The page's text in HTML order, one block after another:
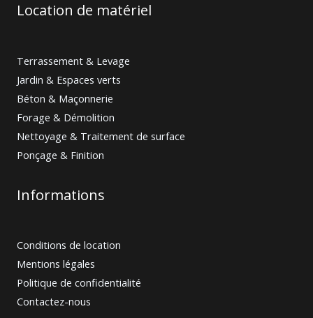
Location de matériel
Terrassement & Levage
Jardin & Espaces verts
Béton & Maçonnerie
Forage & Démolition
Nettoyage & Traitement de surface
Ponçage & Finition
Informations
Conditions de location
Mentions légales
Politique de confidentialité
Contactez-nous